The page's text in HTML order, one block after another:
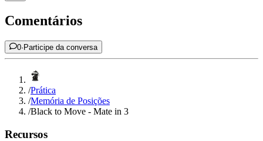
Comentários
0· Participe da conversa
/Prática
/Memória de Posições
/Black to Move - Mate in 3
Recursos